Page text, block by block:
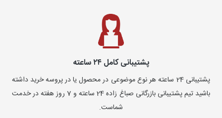
پشتیبانی کامل ۲۴ ساعته
پشتیبانی 24 ساعته هر نوع موضوعی در محصول یا در پروسه خرید داشته
باشید تیم پشتیبانی بازرگانی صباغ زاده 24 ساعته و 7 روز هفته در خدمت
شماست.